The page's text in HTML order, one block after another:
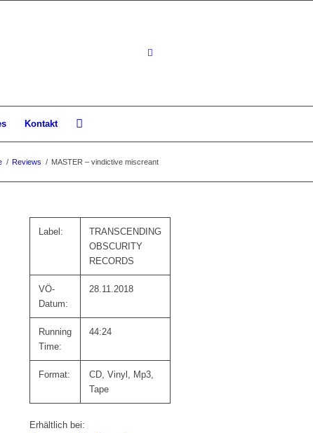
Kontakt
/ Reviews / MASTER – vindictive miscreant
Label:
TRANSCENDING
OBSCURITY
RECORDS
VÖ-
Datum:
28.11.2018
Running
Time:
44:24
Format:
CD, Vinyl, Mp3,
Tape
Erhältlich bei: